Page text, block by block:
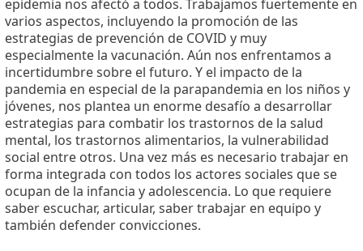
epidemia nos afectó a todos. Trabajamos fuertemente en
varios aspectos, incluyendo la promoción de las
estrategias de prevención de COVID y muy
especialmente la vacunación. Aún nos enfrentamos a
incertidumbre sobre el futuro. Y el impacto de la
pandemia en especial de la parapandemia en los niños y
jóvenes, nos plantea un enorme desafío a desarrollar
estrategias para combatir los trastornos de la salud
mental, los trastornos alimentarios, la vulnerabilidad
social entre otros. Una vez más es necesario trabajar en
forma integrada con todos los actores sociales que se
ocupan de la infancia y adolescencia. Lo que requiere
saber escuchar, articular, saber trabajar en equipo y
también defender convicciones.